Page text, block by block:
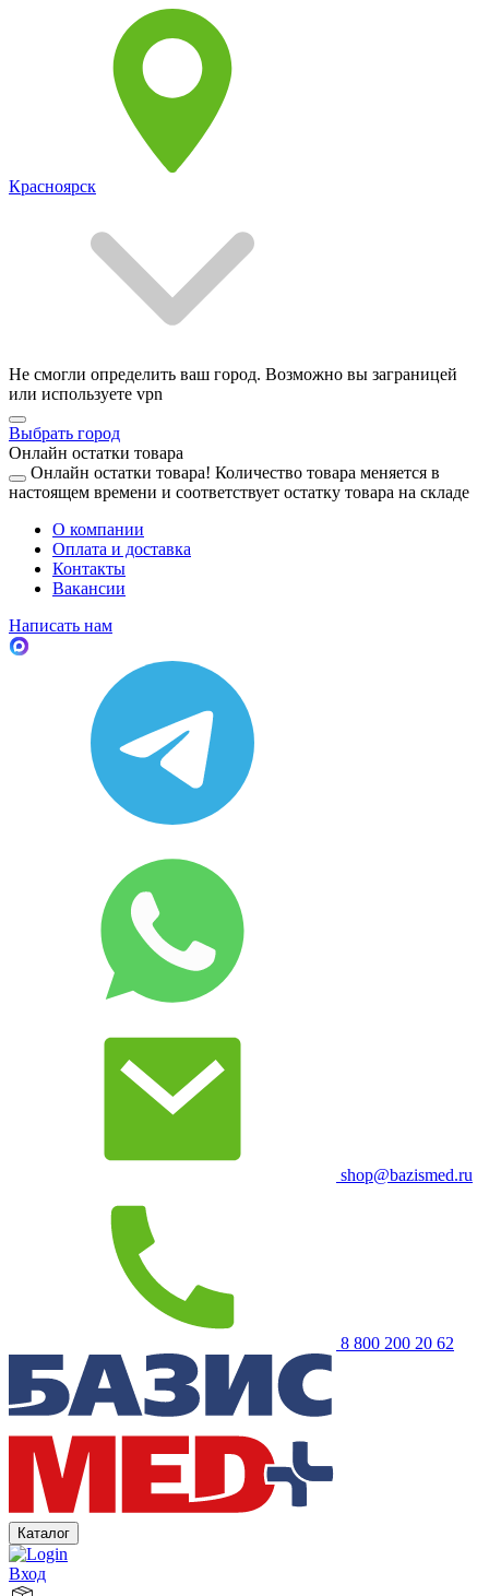
Красноярск
Не смогли определить ваш город. Возможно вы заграницей
или используете vpn
Выбрать город
Онлайн остатки товара
Онлайн остатки товара! Количество товара меняется в
настоящем времени и соответствует остатку товара на складе
О компании
Оплата и доставка
Контакты
Вакансии
Написать нам
shop@bazismed.ru
8 800 200 20 62
Каталог
Вход